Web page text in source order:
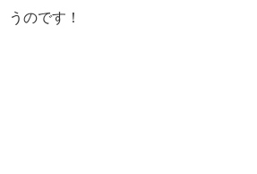
うのです！